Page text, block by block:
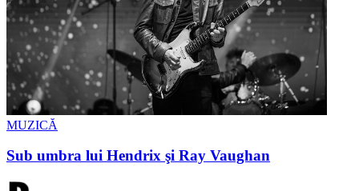
MUZICĂ
Sub umbra lui Hendrix şi Ray Vaughan